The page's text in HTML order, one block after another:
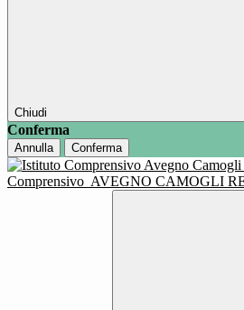
Chiudi
Conferma
Annulla Conferma
Comprensivo AVEGNO CAMOGLI